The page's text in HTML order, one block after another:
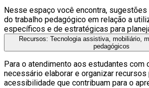
Nesse espaço você encontra, sugestões
do trabalho pedagógico em relação a
específicos e de estratégicas para
Recursos: Tecnologia assistiva, mobiliário,
pedagógicos
Para o atendimento aos estudantes com
necessário elaborar e organizar
acessibilidade que contribuam para o